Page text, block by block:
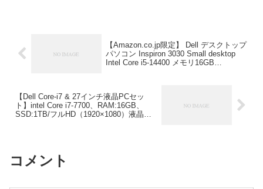
期設定不要 ストレージ 最大1TB
メモリ32GB Corei5 第8世代
DELL Optiplex 3060 SFF デスク
Pro おすすめ pc デスクトップPC
【Amazon.co.jp限定】 Dell デスクトップ
パソコン Inspiron 3030 Small desktop
Intel Core i5-14400 メモリ16GB
【Dell Core-i7 & 27インチ液晶PCセッ
ト】intel Core i7-7700、RAM:16GB、
SSD:1TB/フルHD（1920×1080）液晶モ
￥54,800
コメント